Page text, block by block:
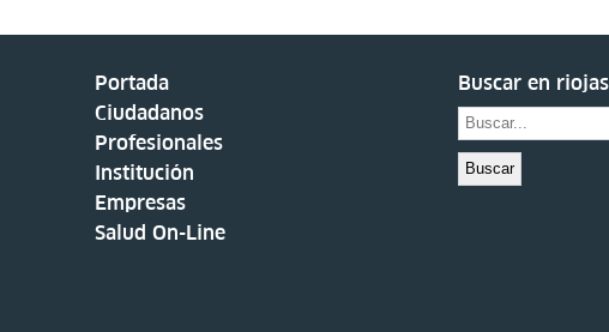
Portada
Ciudadanos
Profesionales
Institución
Empresas
Salud On-Line
Buscar en
Buscar